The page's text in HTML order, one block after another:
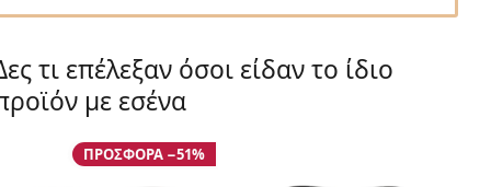
τι επέλεξαν όσοι είδαν το ίδιο
με εσένα
ΠΡΟΣΦΟΡΆ −51%